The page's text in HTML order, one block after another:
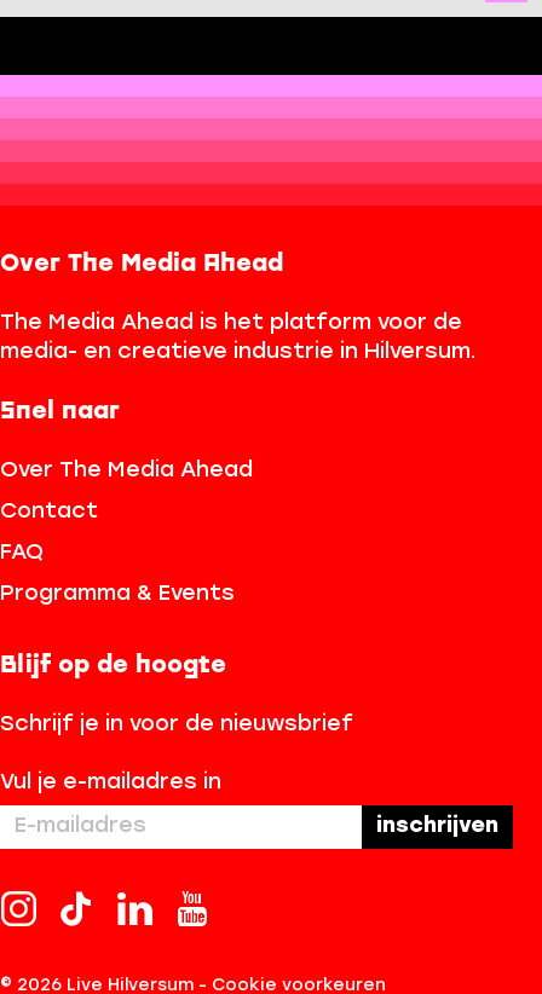
Over The Media Ahead
The Media Ahead is het platform voor de
media- en creatieve industrie in Hilversum.
Snel naar
Over The Media Ahead
Contact
FAQ
Programma & Events
Blijf op de hoogte
Schrijf je in voor de nieuwsbrief
Vul je e-mailadres in
I
s
T
k
L
n
Y
u
© 2026 Live Hilversum - Cookie voorkeuren